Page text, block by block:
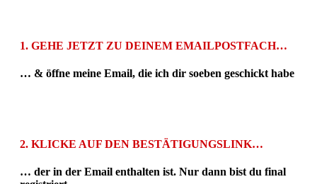
1. GEHE JETZT ZU DEINEM EMAILPOSTFACH…
… & öffne meine Email, die ich dir soeben geschickt habe
2. KLICKE AUF DEN BESTÄTIGUNGSLINK…
… der in der Email enthalten ist. Nur dann bist du final